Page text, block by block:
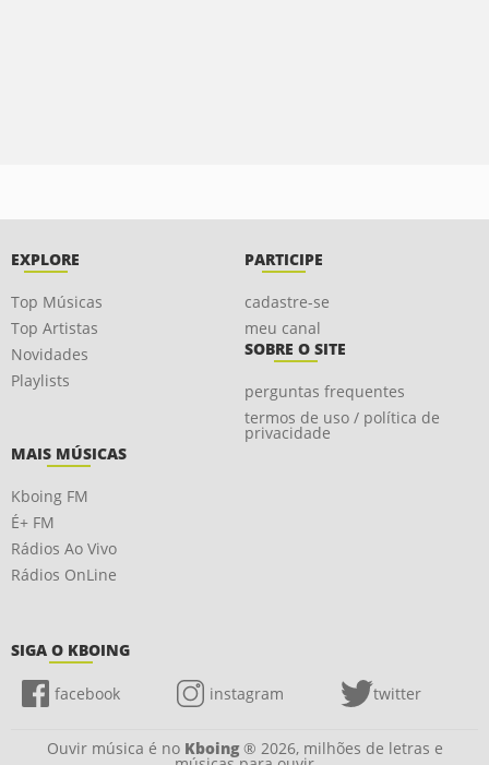
EXPLORE
Top Músicas
Top Artistas
Novidades
Playlists
PARTICIPE
cadastre-se
meu canal
SOBRE O SITE
perguntas frequentes
termos de uso / política de
privacidade
MAIS MÚSICAS
Kboing FM
É+ FM
Rádios Ao Vivo
Rádios OnLine
SIGA O KBOING
facebook instagram twitter
Ouvir música é no Kboing® 2026, milhões de letras e